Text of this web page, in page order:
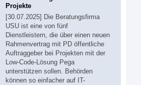
Projekte
[30.07.2025] Die Beratungsfirma
USU ist eine von fünf
Dienstleistern, die über einen neuen
Rahmenvertrag mit PD öffentliche
Auftraggeber bei Projekten mit der
Low-Code-Lösung Pega
unterstützen sollen. Behörden
können so einfacher auf IT-